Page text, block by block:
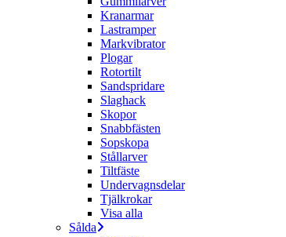
Kranarmar
Lastramper
Markvibrator
Plogar
Rotortilt
Sandspridare
Slaghack
Skopor
Snabbfästen
Sopskopa
Stållarver
Tiltfäste
Undervagnsdelar
Tjälkrokar
Visa alla
Sålda